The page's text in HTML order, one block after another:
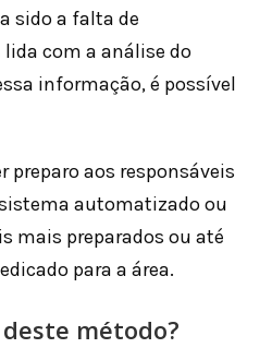
sido a falta de
com a análise do
informação, é possível
preparo aos responsáveis
automatizado ou
mais preparados ou até
para a área.
método?